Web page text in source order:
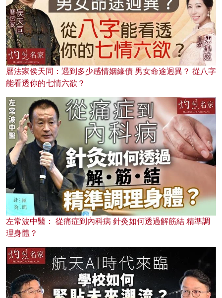
曆法家侯天同：遇到多少感情姻緣債 男女命途迥異？ 從八字
能看透你的七情六欲？
左常波中醫： 從痛症到內科病 針灸如何透過解筋結 精準調
理身體？